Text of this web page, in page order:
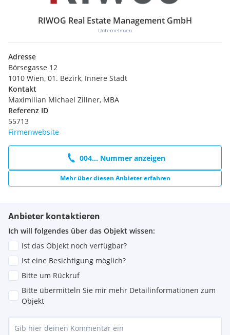
RIWOG Real Estate Management GmbH
Unternehmen
Adresse
Börsegasse 12
1010 Wien, 01. Bezirk, Innere Stadt
Kontakt
Maximilian Michael Zillner, MBA
Referenz ID
55713
Firmenwebsite
004... Nummer anzeigen
Mehr über diesen Anbieter erfahren
Anbieter kontaktieren
Ich will folgendes über das Objekt wissen:
Ist das Objekt noch verfügbar?
Ist eine Besichtigung möglich?
Bitte um Rückruf
Bitte übermitteln Sie mir mehr Detailinformationen zum
Objekt